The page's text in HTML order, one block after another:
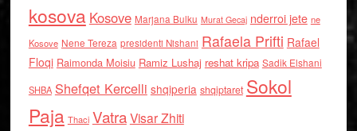
kosova Kosove Marjana Bulku Murat Gecaj nderroi jete ne
Kosove Nene Tereza presidenti Nishani Rafaela Prifti Rafael
Floqi Raimonda Moisiu Ramiz Lushaj reshat kripa Sadik Elshani
SHBA Shefqet Kercelli shqiperia shqiptaret Sokol
Paja Thaci VatraVisar Zhiti